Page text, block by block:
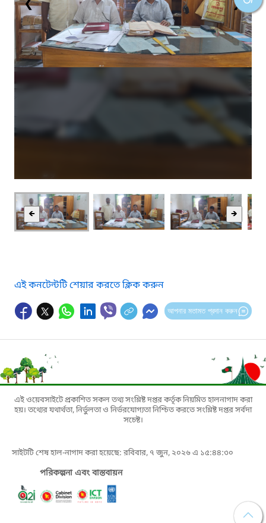
❮ ❯
🡸 🡺
এই কনটেন্টটি শেয়ার করতে ক্লিক করুন
আপনার মতামত প্রদান করুন
এই ওয়েবসাইটে প্রকাশিত সকল তথ্য সংশ্লিষ্ট দপ্তর কর্তৃক নিয়মিত হালনাগাদ করা
হয়। তথ্যের যথার্থতা, নির্ভুলতা ও নির্ভরযোগ্যতা নিশ্চিত করতে সংশ্লিষ্ট দপ্তর সর্বদা
সচেষ্ট।
সাইটটি শেষ হাল-নাগাদ করা হয়েছে: রবিবার, ৭ জুন, ২০২৬ এ ১৫:৪৪:৩০
পরিকল্পনা এবং বাস্তবায়ন